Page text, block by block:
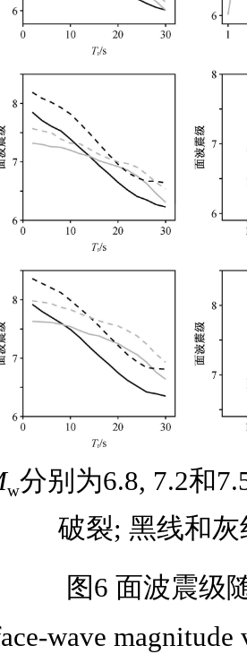
w分别为6.8, 7.2和
破裂; 黑线和
图6 面波震级
wave